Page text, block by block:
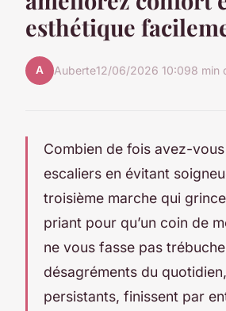
esthétique
A Auberte12/06/2026 10:098 min
Combien de fois avez-
escaliers en évitant
troisième marche qui
priant pour qu’un coin de
ne vous fasse pas
désagréments du
persistants, finissent par